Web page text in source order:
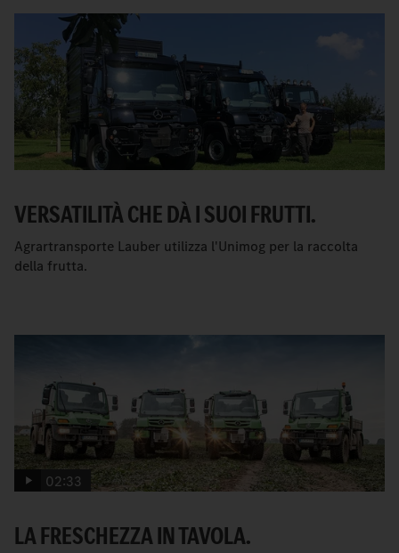
VERSATILITÀ CHE DÀ I SUOI FRUTTI.
Agrartransporte Lauber utilizza l'Unimog per la raccolta
della frutta.
02:33
LA FRESCHEZZA IN TAVOLA.